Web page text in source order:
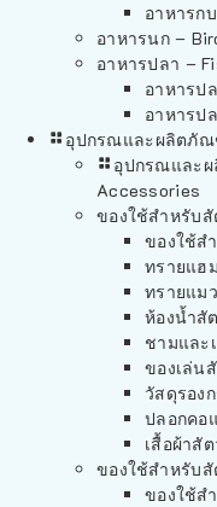
อาหารก
อาหารนก –
อาหารปลา –
อาหารป
อาหารป
อุปกรณและผลิตภัณ
อุปกรณและ
Accessories
ของใช้สำหรับสั
ของใช้ส
ทรายแฮ
ทรายแม
ห้องน้ำสั
ชามและ
ของเล่น
วัสดุรอง
ปลอกคอ
เสื้อผ้าสั
ของใช้สำหรับสั
ของใช้ส